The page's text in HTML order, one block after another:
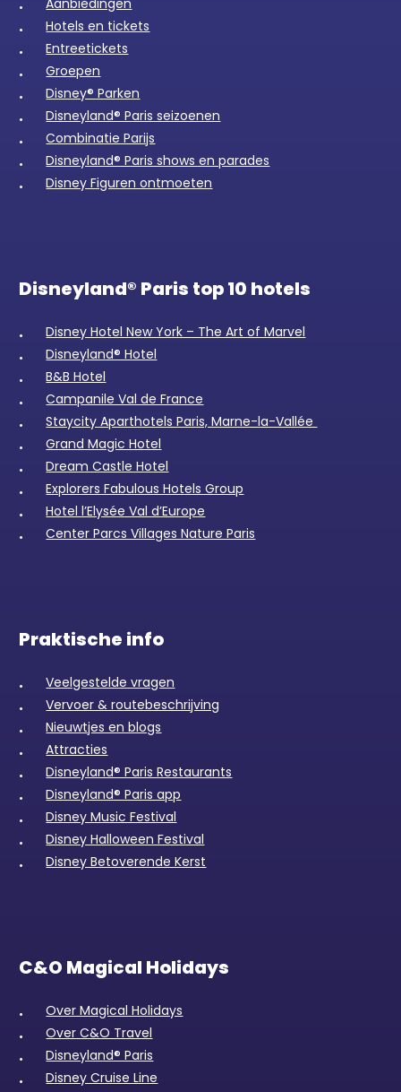
Aanbiedingen
Hotels en tickets
Entreetickets
Groepen
Disney® Parken
Disneyland® Paris seizoenen
Combinatie Parijs
Disneyland® Paris shows en parades
Disney Figuren ontmoeten
Disneyland® Paris top 10 hotels
Disney Hotel New York – The Art of Marvel
Disneyland® Hotel
B&B Hotel
Campanile Val de France
Staycity Aparthotels Paris, Marne-la-Vallée
Grand Magic Hotel
Dream Castle Hotel
Explorers Fabulous Hotels Group
Hotel l’Elysée Val d’Europe
Center Parcs Villages Nature Paris
Praktische info
Veelgestelde vragen
Vervoer & routebeschrijving
Nieuwtjes en blogs
Attracties
Disneyland® Paris Restaurants
Disneyland® Paris app
Disney Music Festival
Disney Halloween Festival
Disney Betoverende Kerst
C&O Magical Holidays
Over Magical Holidays
Over C&O Travel
Disneyland® Paris
Disney Cruise Line